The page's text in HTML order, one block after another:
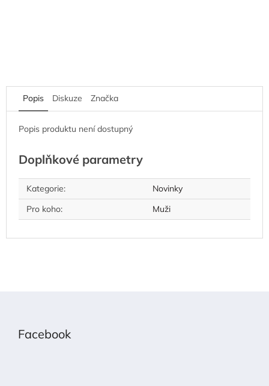
Popis Diskuze Značka
Popis produktu není dostupný
Doplňkové parametry
Kategorie:
Novinky
Pro koho: Muži
Facebook